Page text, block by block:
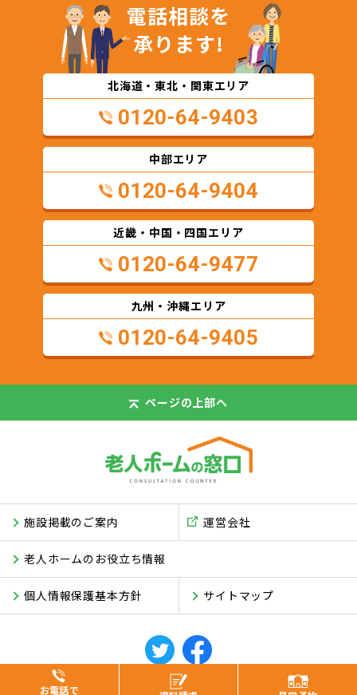
お電話で
電話相談を
承ります!
北海道・東北・関東エリア
0120-64-9403
中部エリア
0120-64-9404
近畿・中国・四国エリア
0120-64-9477
九州・沖縄エリア
0120-64-9405
ページの上部へ
施設掲載のご案内
老人ホームのお役立ち情報
サイトマップ
運営会社
個人情報保護基本方針
© ASUKI Inc.